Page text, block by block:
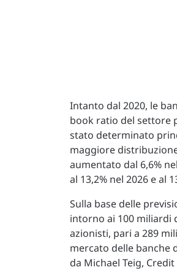
Intanto dal 2020, le
book ratio del settore
stato determinato
maggiore
aumentato dal 6,6%
al 13,2% nel 2026 e al
Sulla base delle
intorno ai 100 miliardi
azionisti, pari a 289
mercato delle banche
da Michael Teig,